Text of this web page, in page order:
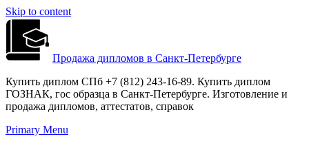
Skip to content
Продажа дипломов в Санкт-Петербурге
Купить диплом СПб +7 (812) 243-16-89. Купить диплом
ГОЗНАК, гос образца в Санкт-Петербурге. Изготовление и
продажа дипломов, аттестатов, справок
Primary Menu